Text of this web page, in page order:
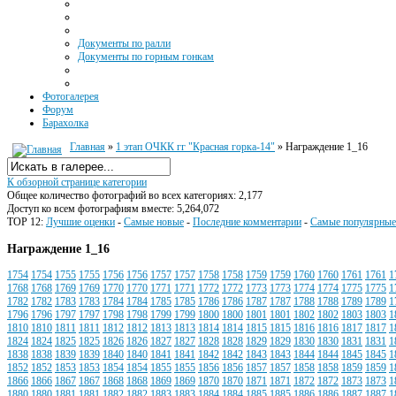
Документы по ралли
Документы по горным гонкам
Фотогалерея
Форум
Барахолка
Главная » 1 этап ОЧКК гг "Красная горка-14" » Награждение 1_16
К обзорной странице категории
Общее количество фотографий во всех категориях: 2,177
Доступ ко всем фотографиям вместе: 5,264,072
TOP 12: Лучшие оценки - Самые новые - Последние комментарии - Самые популярные
Награждение 1_16
1754 1754 1755 1755 1756 1756 1757 1757 1758 1758 1759 1759 1760 1760 1761 1761
1768 1768 1769 1769 1770 1770 1771 1771 1772 1772 1773 1773 1774 1774 1775 1775
1782 1782 1783 1783 1784 1784 1785 1785 1786 1786 1787 1787 1788 1788 1789 1789
1796 1796 1797 1797 1798 1798 1799 1799 1800 1800 1801 1801 1802 1802 1803 1803
1810 1810 1811 1811 1812 1812 1813 1813 1814 1814 1815 1815 1816 1816 1817 1817
1824 1824 1825 1825 1826 1826 1827 1827 1828 1828 1829 1829 1830 1830 1831 1831
1838 1838 1839 1839 1840 1840 1841 1841 1842 1842 1843 1843 1844 1844 1845 1845
1852 1852 1853 1853 1854 1854 1855 1855 1856 1856 1857 1857 1858 1858 1859 1859
1866 1866 1867 1867 1868 1868 1869 1869 1870 1870 1871 1871 1872 1872 1873 1873